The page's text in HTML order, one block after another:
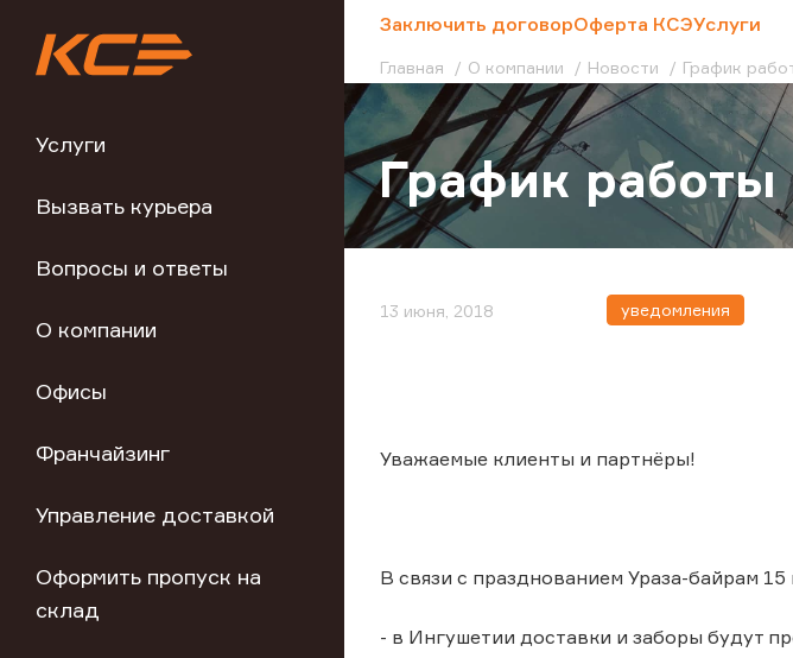
Услуги
Вызвать курьера
Вопросы и ответы
О компании
Офисы
Франчайзинг
Управление доставкой
Оформить пропуск на
склад
Заключить договорОферта КСЭУслуги
Главная О компании Новости График
График
13 июня, 2018 уведомления
Уважаемые клиенты и партнёры!
В связи с празднованием Ураза-байрам
- в Ингушетии доставки и заборы будут